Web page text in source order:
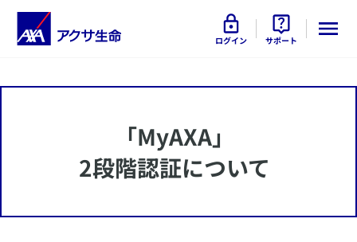
ログイン サポート
​「MyAXA」
2段階認証について